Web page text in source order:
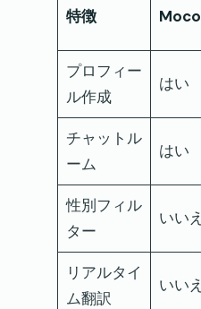
特徴
プロフィー
ル作成
はい
チャットル
ーム
はい
性別フィル
ター
いいえ
リアルタイ
ム翻訳
いいえ